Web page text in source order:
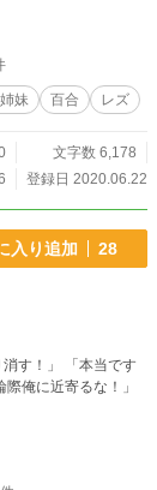
妹 百合 レズ
文字数 6,178
登録日 2020.06.22
入り追加 28
消す！」 「本当です
俺に近寄るな！」